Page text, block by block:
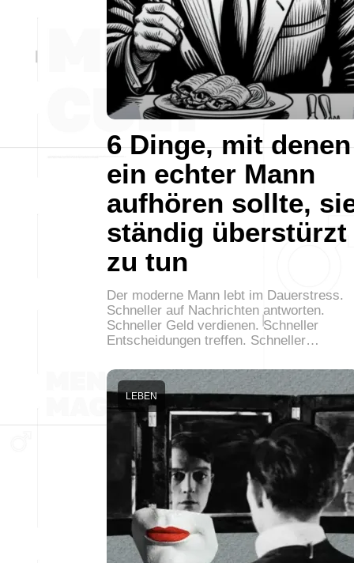
6 Dinge, mit denen
ein echter Mann
aufhören sollte,
ständig überstürzt
zu tun
Der moderne Mann lebt im Dauerstress.
Schneller auf Nachrichten antworten.
Schneller Geld verdienen. Schneller
Entscheidungen treffen. Schneller…
LEBEN